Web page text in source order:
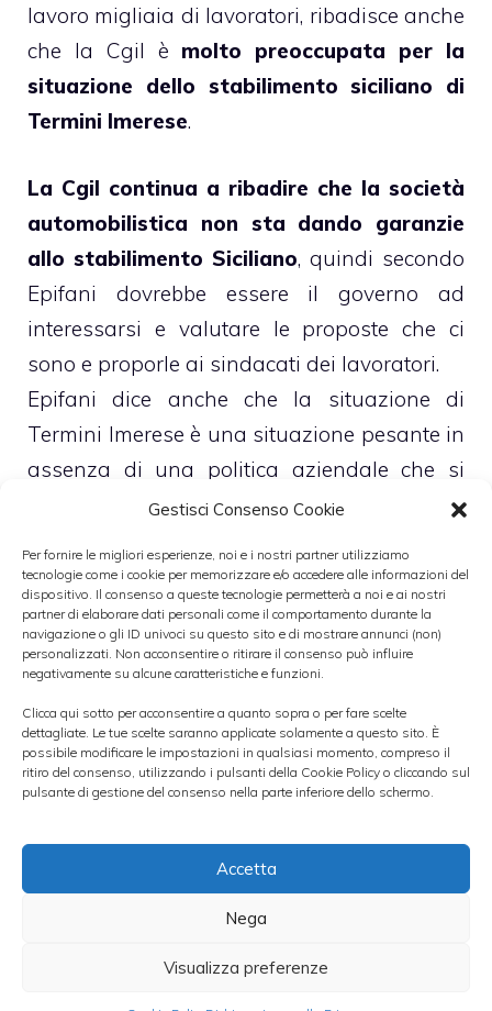
Gestisci Consenso Cookie
Per fornire le migliori esperienze, noi e i nostri partner utilizziamo
tecnologie come i cookie per memorizzare e/o accedere alle informazioni del
dispositivo. Il consenso a queste tecnologie permetterà a noi e ai nostri
partner di elaborare dati personali come il comportamento durante la
navigazione o gli ID univoci su questo sito e di mostrare annunci (non)
personalizzati. Non acconsentire o ritirare il consenso può influire
negativamente su alcune caratteristiche e funzioni.
Clicca qui sotto per acconsentire a quanto sopra o per fare scelte
dettagliate. Le tue scelte saranno applicate solamente a questo sito. È
possibile modificare le impostazioni in qualsiasi momento, compreso il
ritiro del consenso, utilizzando i pulsanti della Cookie Policy o cliccando sul
pulsante di gestione del consenso nella parte inferiore dello schermo.
Accetta
Nega
Visualizza preferenze
lavoro migliaia di lavoratori, ribadisce anche
che la Cgil è molto preoccupata per la
situazione dello stabilimento siciliano di
Termini Imerese.
La Cgil continua a ribadire che la società
automobilistica non sta dando garanzie
allo stabilimento Siciliano, quindi secondo
Epifani dovrebbe essere il governo ad
interessarsi e valutare le proposte che ci
sono e proporle ai sindacati dei lavoratori.
Epifani dice anche che la situazione di
Termini Imerese è una situazione pesante in
assenza di una politica aziendale che si
interessi di questo stabilimento.
Il segretario confederale della Cgil Susanna
Camussa pensa che il governo che non
cerca nessun accordo, e che non si può
permettere una diminuzione dell’industria
Torinese nel nostro paese, aggiunge anche
facendo tornare i livelli produttivi uguali a
quelli antecedenti al periodo di crisi.